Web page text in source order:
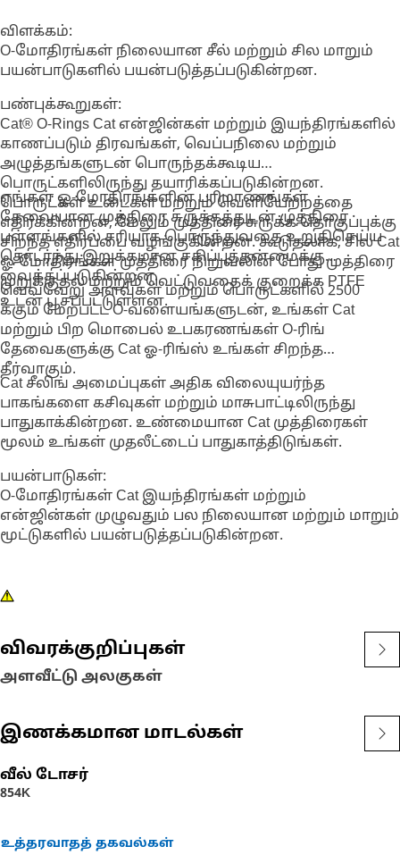
விளக்கம்:
O-மோதிரங்கள் நிலையான சீல் மற்றும் சில மாறும்
பயன்பாடுகளில் பயன்படுத்தப்படுகின்றன.
பண்புக்கூறுகள்:
Cat® O-Rings Cat என்ஜின்கள் மற்றும் இயந்திரங்களில்
காணப்படும் திரவங்கள், வெப்பநிலை மற்றும்
அழுத்தங்களுடன் பொருந்தக்கூடிய
பொருட்களிலிருந்து தயாரிக்கப்படுகின்றன.
பொருட்கள் உடைகள் மற்றும் வெளியேற்றத்தை
எதிர்க்கின்றன, மேலும் முத்திரை சுருக்க தொகுப்புக்கு
சிறந்த எதிர்ப்பை வழங்குகின்றன. கூடுதலாக, சில Cat
ஓ-மோதிரங்கள் முத்திரை நிறுவலின் போது முத்திரை
முறுக்குதல் மற்றும் வெட்டுவதைக் குறைக்க PTFE
உடன் பூசப்பட்டுள்ளன.
எங்கள் ஓ-மோதிரங்களின் பரிமாணங்கள்
தேவையான முத்திரை சுருக்கத்துடன் முத்திரை
பள்ளங்களில் சரியாக பொருந்துவதை உறுதிசெய்ய
தொடர்ந்து இறுக்கமான சகிப்புத்தன்மைக்கு
வைக்கப்படுகின்றன.
வெவ்வேறு அளவுகள் மற்றும் பொருட்களில் 2500
க்கும் மேற்பட்ட O-வளையங்களுடன், உங்கள் Cat
மற்றும் பிற மொபைல் உபகரணங்கள் O-ரிங்
தேவைகளுக்கு Cat ஓ-ரிங்ஸ் உங்கள் சிறந்த
தீர்வாகும்.
Cat சீலிங் அமைப்புகள் அதிக விலையுயர்ந்த
பாகங்களை கசிவுகள் மற்றும் மாசுபாட்டிலிருந்து
பாதுகாக்கின்றன. உண்மையான Cat முத்திரைகள்
மூலம் உங்கள் முதலீட்டைப் பாதுகாத்திடுங்கள்.
பயன்பாடுகள்:
O-மோதிரங்கள் Cat இயந்திரங்கள் மற்றும்
என்ஜின்கள் முழுவதும் பல நிலையான மற்றும் மாறும்
மூட்டுகளில் பயன்படுத்தப்படுகின்றன.
விவரக்குறிப்புகள்
அளவீட்டு அலகுகள்
இணக்கமான மாடல்கள்
வீல் டோசர்
854K
உத்தரவாதத் தகவல்கள்